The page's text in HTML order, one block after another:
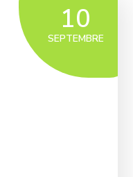
10
SEPTEMBRE